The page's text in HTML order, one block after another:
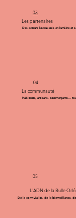
03
Les partenaires
Des acteurs locaux mis en lumière et
04
La communauté
Habitants, artisans, commerçants…
05
L'ADN de la Bulle
De la convivialité, de la bienveillance, de